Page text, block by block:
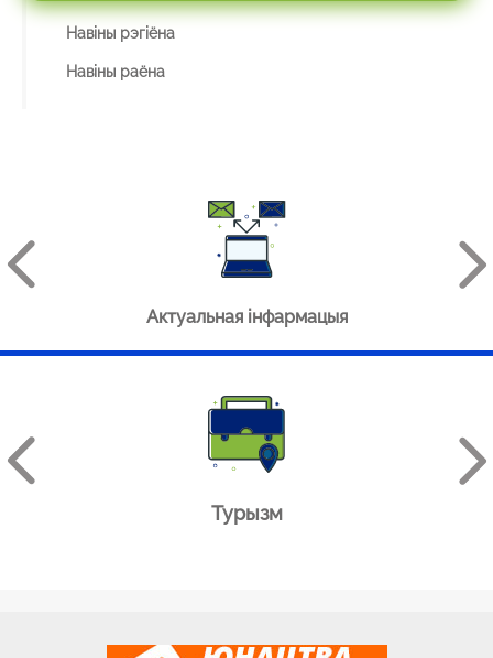
Навіны рэгіёна
Навіны раёна
Актуальная інфармацыя
Турызм